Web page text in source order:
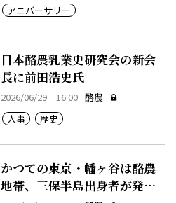
アニバーサリー
日本酪農乳業史研究会の新会
長に前田浩史氏
2026/06/29 16:00 酪農
人事
歴史
かつての東京・幡ヶ谷は酪農
地帯、三保半島出身者が発展